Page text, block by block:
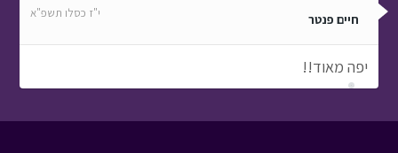
חיים פנטר י"ז כסלו תשפ"א
יפה מאוד!!